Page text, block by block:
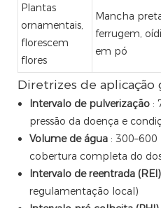
Plantas
ornamentais,
florescem
flores
Mancha
ferrugem,
em pó
Diretrizes de aplicação
Intervalo de pulverização :
pressão da doença e
Volume de água :
cobertura completa do
Intervalo de reentrada (REI)
regulamentação local)